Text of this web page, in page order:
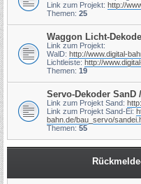
Link zum Projekt: http://
Themen: 25
Waggon Licht-
Link zum Projekt:
WalD: http://www.digital-
Lichtleiste: http://
Themen: 19
Servo-Dekoder SanD
Link zum Projekt Sand:
Link zum Projekt Sand-Ei:
bahn.de/bau_servo/
Themen: 55